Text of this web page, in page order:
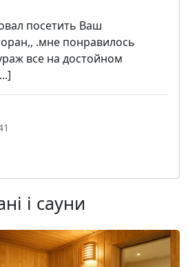
посетить Ваш
.мне понравилось
все на достойном
і сауни